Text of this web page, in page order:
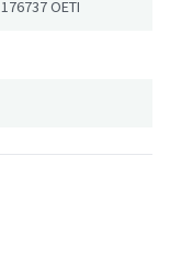
OETI